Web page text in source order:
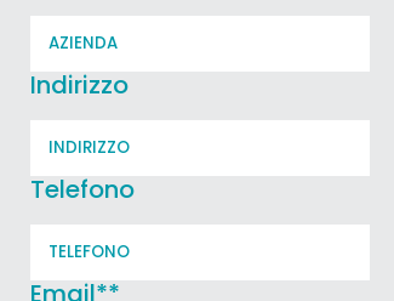
Indirizzo
Telefono
Email**